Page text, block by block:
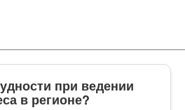
при ведении
в регионе?